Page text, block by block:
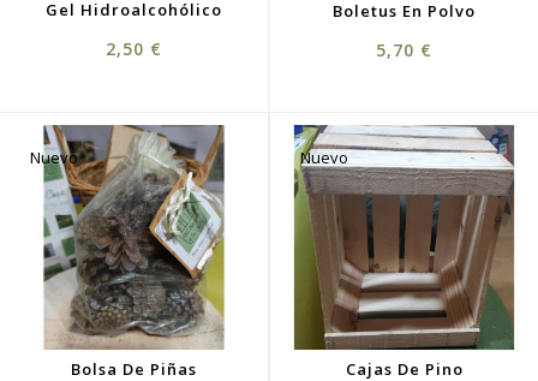
Gel Hidroalcohólico
Precio
2,50 €
Boletus En Polvo
Precio
5,70 €
Nuevo
Bolsa De Piñas
Nuevo
Cajas De Pino